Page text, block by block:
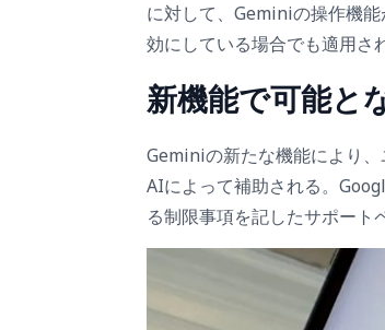
に対して、Geminiの操作機
効にしている場合でも適用さ
新機能で可能と
Geminiの新たな機能により
AIによって補助される。
る制限事項を記したサポート